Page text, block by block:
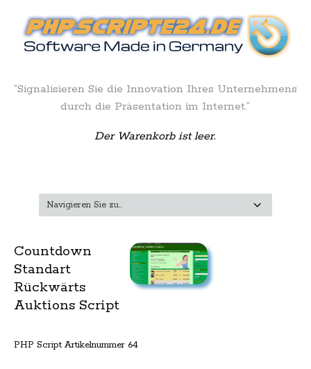
“Signalisieren Sie die Innovation Ihres Unternehmens
durch die Präsentation im Internet.”
Der Warenkorb ist leer.
Countdown
Standart
Rückwärts
Auktions Script
PHP Script Artikelnummer 64